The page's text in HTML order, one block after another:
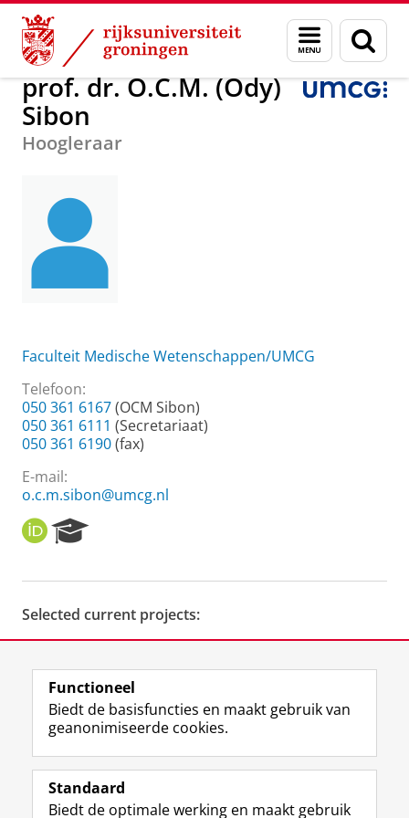
Skip
Content
Skip
Navigation
Menu
en
zoeken
Over ons prof. dr. O.C.M. (Ody) Sibon
prof. dr. O.C.M. (Ody)
Sibon
Hoogleraar
Faculteit Medische Wetenschappen/UMCG
Telefoon:
050 361 6167(OCM Sibon)
050 361 6111 (Secretariaat)
050 361 6190(fax)
E-mail:
o.c.m.sibon@umcg.nl
O
R
I
e
r
c
P
o
r
t
l
Selected current projects:
Laatst gewijzigd: 25 juni 2022 01:31
Volg de RUG
F
a
e
L
i
k
R
S
-
I
n
t
Y
o
T
Functioneel
Biedt de basisfuncties en maakt gebruik van
geanonimiseerde cookies.
Standaard
Biedt de optimale werking en maakt gebruik